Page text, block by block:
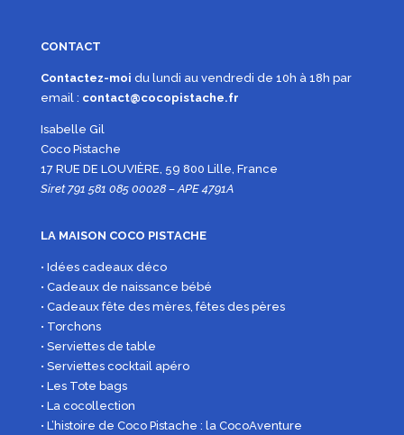
CONTACT
Contactez-moi du lundi au vendredi de 10h à 18h par
email : contact@cocopistache.fr
Isabelle Gil
Coco Pistache
17 RUE DE LOUVIÈRE, 59 800 Lille, France
Siret 791 581 085 00028 – APE 4791A
LA MAISON COCO PISTACHE
• Idées cadeaux déco
• Cadeaux de naissance bébé
• Cadeaux fête des mères, fêtes des pères
• Torchons
• Serviettes de table
• Serviettes cocktail apéro
• Les Tote bags
• La cocollection
• L’histoire de Coco Pistache : la CocoAventure